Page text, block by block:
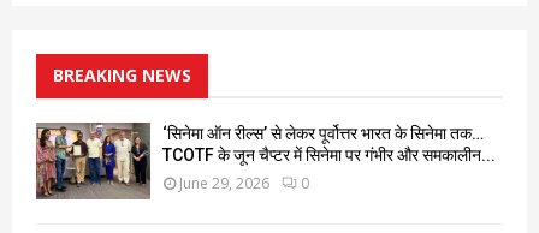
BREAKING NEWS
‘सिनेमा ऑन रील्स’ से लेकर पूर्वोत्तर भारत के सिनेमा तक…
TCOTF के जून चैप्टर में सिनेमा पर गंभीर और समकालीन...
June 29, 2026 0